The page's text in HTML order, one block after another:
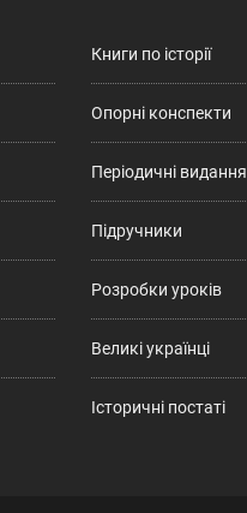
Книги по історії
Опорні конспекти
Періодичні видання
Підручники
Розробки уроків
Великі українці
Історичні постаті